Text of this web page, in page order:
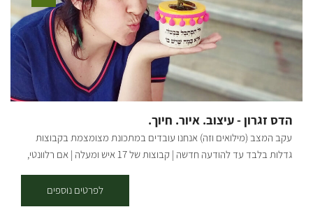
אך נמשיך לארח אתכם עם מיץ מפירות הבוסתן ומכירת ליקרים. המקום
סגור בשבתות וחגי ישראל הביקור בתיאום מראש בלבד. אשמח לארח
אתכם
הדס זגרון - עיצוב. איור. חיוך.
עקב המצב (מילואים וזה) אנחנו עובדים במתכונת מצומצמת בקבוצות
גדלות בלבד עד להודעה חדשה | קבוצות של 17 איש ומעלה | אם רלוונטי,
לסטודיו המהמם שלנו במושב תקומה – סדנאות, מוצרי בטון, עץ, קקטוסים
והפתעות! בואו לשתול קקטוסים וסוקולנטים מבית האריזה, לקנות מתנות
לפרטים נוספים